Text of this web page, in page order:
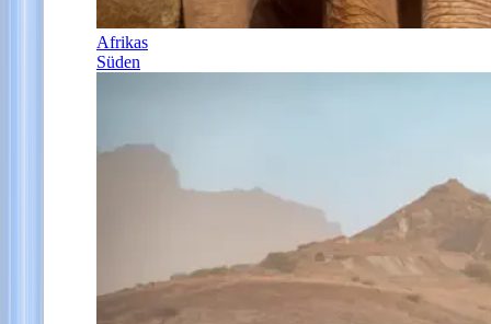
Afrikas
Süden